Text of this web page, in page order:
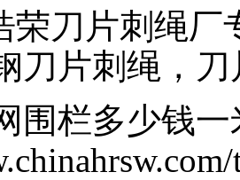
刀片刺绳厂
刀片刺绳，
围栏多少钱一